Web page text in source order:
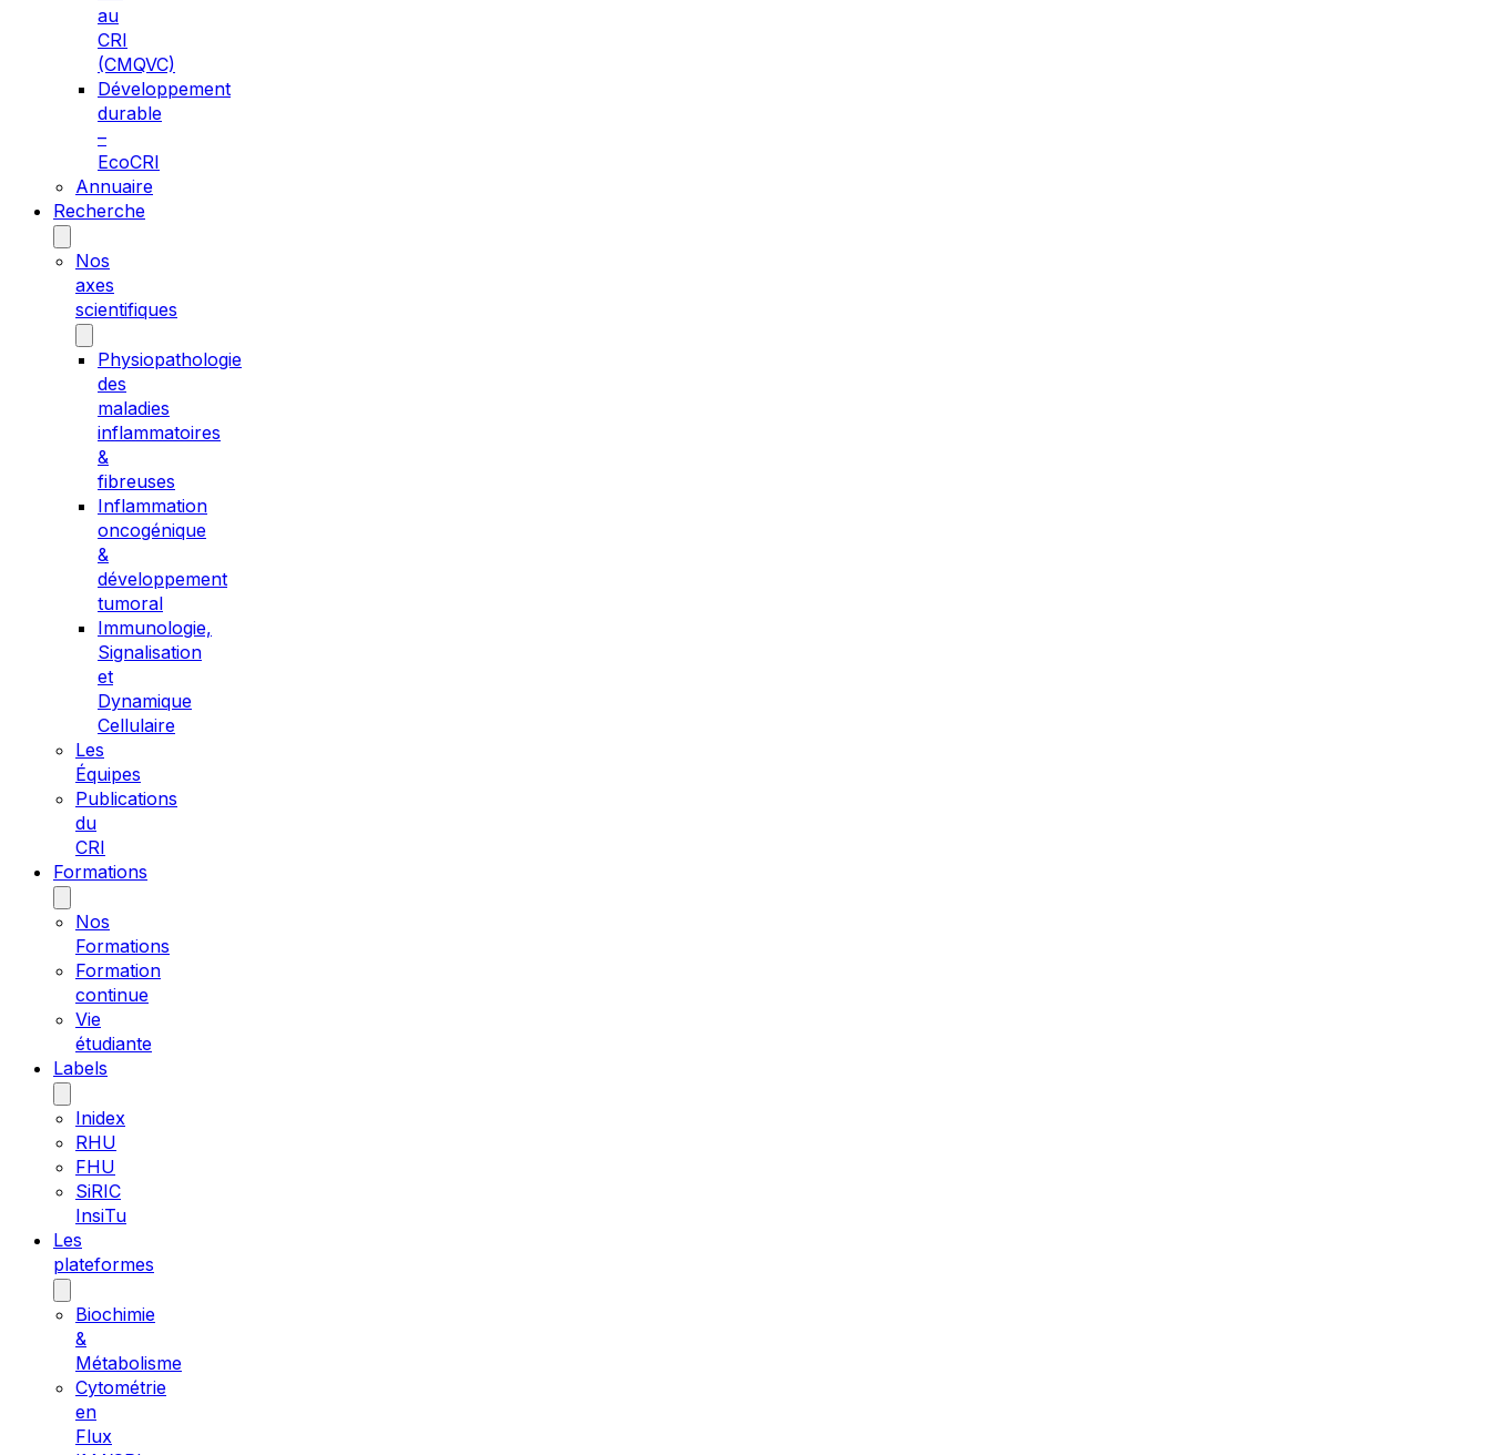
au
CRI
(CMQVC)
Développement
durable
–
EcoCRI
Annuaire
Recherche
Nos
axes
scientifiques
Physiopathologie
des
maladies
inflammatoires
&
fibreuses
Inflammation
oncogénique
&
développement
tumoral
Immunologie,
Signalisation
et
Dynamique
Cellulaire
Les
Équipes
Publications
du
CRI
Formations
Nos
Formations
Formation
continue
Vie
étudiante
Labels
Inidex
RHU
FHU
SiRIC
InsiTu
Les
plateformes
Biochimie
&
Métabolisme
Cytométrie
en
Flux